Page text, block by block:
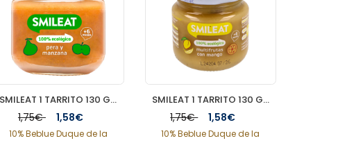
SMILEAT 1 TARRITO 130 G SABOR PERA Y MANZANA
1,75€ 1,58€
10% Beblue Duque de la
SMILEAT 1 TARRITO 130 G SABOR MULTIFRUTA CON MANGO
1,75€ 1,58€
10% Beblue Duque de la